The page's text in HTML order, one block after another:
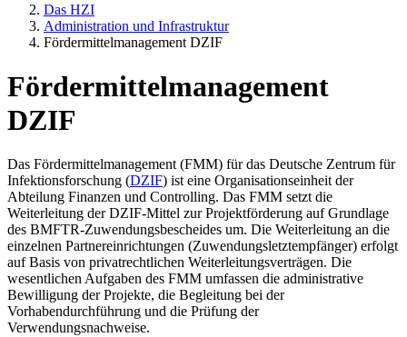
Das HZI
Administration und Infrastruktur
Fördermittelmanagement DZIF
Fördermittelmanagement
DZIF
Das Fördermittelmanagement (FMM) für das Deutsche Zentrum für
Infektionsforschung (DZIF) ist eine Organisationseinheit der
Abteilung Finanzen und Controlling. Das FMM setzt die
Weiterleitung der DZIF-Mittel zur Projektförderung auf Grundlage
des BMFTR-Zuwendungsbescheides um. Die Weiterleitung an die
einzelnen Partnereinrichtungen (Zuwendungsletztempfänger) erfolgt
auf Basis von privatrechtlichen Weiterleitungsverträgen. Die
wesentlichen Aufgaben des FMM umfassen die administrative
Bewilligung der Projekte, die Begleitung bei der
Vorhabendurchführung und die Prüfung der
Verwendungsnachweise.